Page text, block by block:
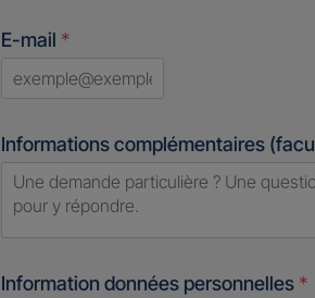
+1
E-mail *
Informations complémentaires
Information données personnelles *